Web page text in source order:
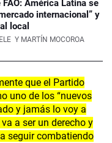
América Latina se
internacional” y
local
Y MARTÍN MOCOROA
que el Partido
uno de los “nuevos
y jamás lo voy a
a ser un derecho y
seguir combatiendo